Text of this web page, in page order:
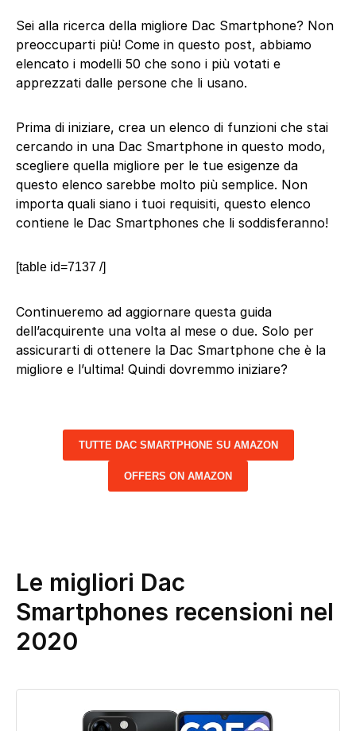
Sei alla ricerca della migliore Dac Smartphone? Non
preoccuparti più! Come in questo post, abbiamo
elencato i modelli 50 che sono i più votati e
apprezzati dalle persone che li usano.
Prima di iniziare, crea un elenco di funzioni che stai
cercando in una Dac Smartphone in questo modo,
scegliere quella migliore per le tue esigenze da
questo elenco sarebbe molto più semplice. Non
importa quali siano i tuoi requisiti, questo elenco
contiene le Dac Smartphones che li soddisferanno!
[table id=7137 /]
Continueremo ad aggiornare questa guida
dell’acquirente una volta al mese o due. Solo per
assicurarti di ottenere la Dac Smartphone che è la
migliore e l’ultima! Quindi dovremmo iniziare?
TUTTE DAC SMARTPHONE SU AMAZON
OFFERS ON AMAZON
Le migliori Dac
Smartphones recensioni nel
2020